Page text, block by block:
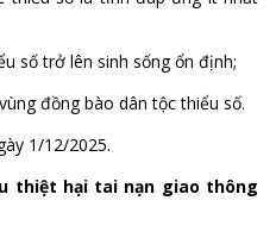
số trở lên sinh sống ổn định;
đồng bào dân tộc thiểu số.
1/12/2025.
thiệt hại tai nạn giao thông